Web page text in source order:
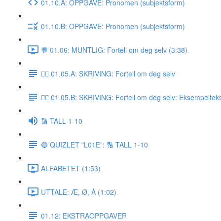
01.10.A: OPPGAVE: Pronomen (subjektsform)
01.10.B: OPPGAVE: Pronomen (subjektsform)
💬 01.06: MUNTLIG: Fortell om deg selv (3:38)
✍🏼 01.05.A: SKRIVING: Fortell om deg selv
✍🏼 01.05.B: SKRIVING: Fortell om deg selv:
🔢 TALL 1-10
🔵 QUIZLET "L01E": 🔢 TALL 1-10
ALFABETET (1:53)
UTTALE: Æ, Ø, Å (1:02)
01.12: EKSTRAOPPGAVER